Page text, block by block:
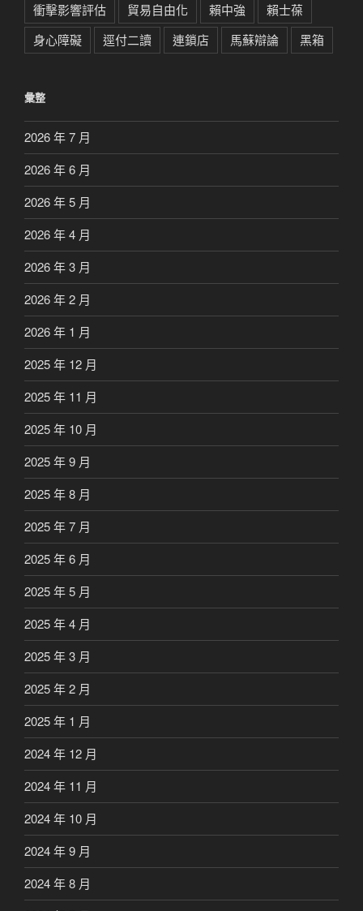
衝擊影響評估
貿易自由化 賴中強
賴士葆
身心障礙
逕付二讀 連鎖店 馬蘇辯論 黑箱
彙整
2026 年 7 月
2026 年 6 月
2026 年 5 月
2026 年 4 月
2026 年 3 月
2026 年 2 月
2026 年 1 月
2025 年 12 月
2025 年 11 月
2025 年 10 月
2025 年 9 月
2025 年 8 月
2025 年 7 月
2025 年 6 月
2025 年 5 月
2025 年 4 月
2025 年 3 月
2025 年 2 月
2025 年 1 月
2024 年 12 月
2024 年 11 月
2024 年 10 月
2024 年 9 月
2024 年 8 月